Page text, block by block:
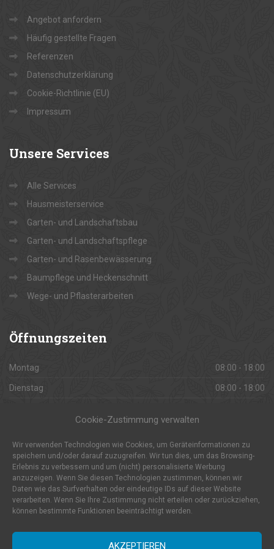
Cookie-Zustimmung verwalten
Wir verwenden Technologien wie Cookies, um Geräteinformationen zu
speichern und/oder darauf zuzugreifen. Wir tun dies, um das Browsing-
Erlebnis zu verbessern und um (nicht) personalisierte Werbung
anzuzeigen. Wenn Sie diesen Technologien zustimmen, können wir
Daten wie das Surfverhalten oder eindeutige IDs auf dieser Website
verarbeiten. Wenn Sie Ihre Zustimmung nicht erteilen oder zurückziehen,
können bestimmte Funktionen beeinträchtigt werden.
AKZEPTIEREN
Angebot anfordern
Häufig gestellte Fragen
Referenzen
Datenschutzerklärung
Cookie-Richtlinie (EU)
Impressum
Unsere Services
Alle Services
Hausmeisterservice
Garten- und Landschaftsbau
Garten- und Landschaftspflege
Garten- und Rasenbewässerung
Baumpflege und Heckenschnitt
Wege- und Pflasterarbeiten
Öffnungszeiten
Montag 08:00 - 18:00
Dienstag 08:00 - 18:00
Freitag 08:00 - 18:00
Samstag 08:00 - 18:00
Sonntag Geschlossen